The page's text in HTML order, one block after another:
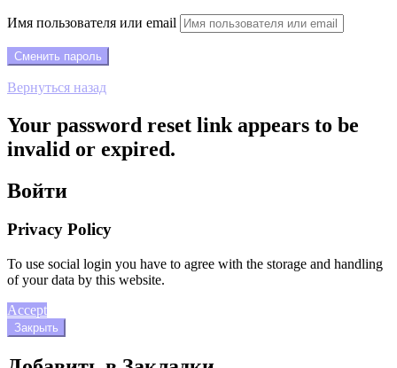
Имя пользователя или email
Вернуться назад
Your password reset link appears to be
invalid or expired.
Войти
Privacy Policy
To use social login you have to agree with the storage and handling
of your data by this website.
Accept
Закрыть